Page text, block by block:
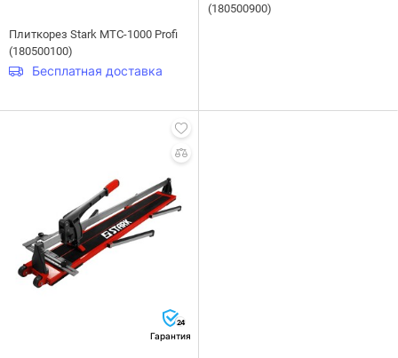
Плиткорез Stark MTC-1000 Profi
(180500100)
Бесплатная доставка
(180500900)
24
Гарантия